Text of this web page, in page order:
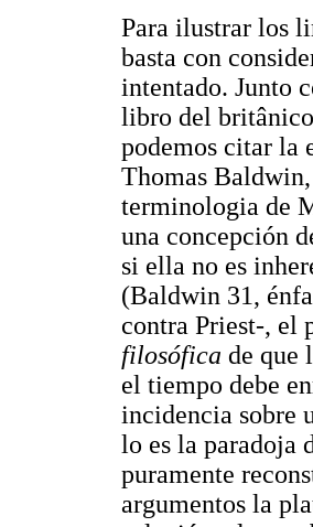
Para ilustrar los
basta con
intentado. Junto
libro del
podemos citar la
Thomas
terminologia de
una concepción
si ella no es
(Baldwin 31,
contra Priest-, el
filosófica de que
el tiempo debe
incidencia sobre
lo es la paradoja
puramente
argumentos la